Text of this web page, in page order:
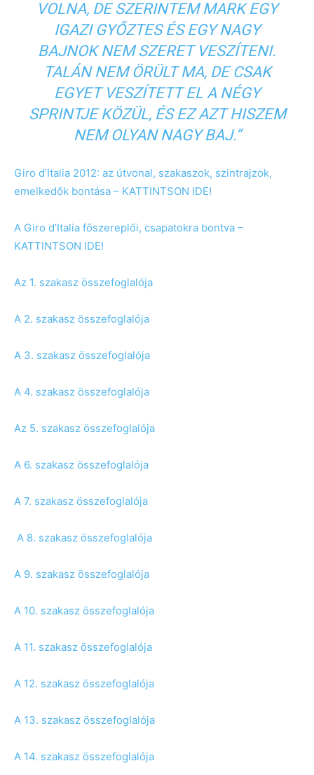
VOLNA, DE SZERINTEM MARK EGY
IGAZI GYŐZTES ÉS EGY NAGY
BAJNOK NEM SZERET VESZÍTENI.
TALÁN NEM ÖRÜLT MA, DE CSAK
EGYET VESZÍTETT EL A NÉGY
SPRINTJE KÖZÜL, ÉS EZ AZT HISZEM
NEM OLYAN NAGY BAJ.”
Giro d’Italia 2012: az útvonal, szakaszok, szintrajzok,
emelkedők bontása – KATTINTSON IDE!
A Giro d’Italia főszereplői, csapatokra bontva –
KATTINTSON IDE!
Az 1. szakasz összefoglalója
A 2. szakasz összefoglalója
A 3. szakasz összefoglalója
A 4. szakasz összefoglalója
Az 5. szakasz összefoglalója
A 6. szakasz összefoglalója
A 7. szakasz összefoglalója
A 8. szakasz összefoglalója
A 9. szakasz összefoglalója
A 10. szakasz összefoglalója
A 11. szakasz összefoglalója
A 12. szakasz összefoglalója
A 13. szakasz összefoglalója
A 14. szakasz összefoglalója